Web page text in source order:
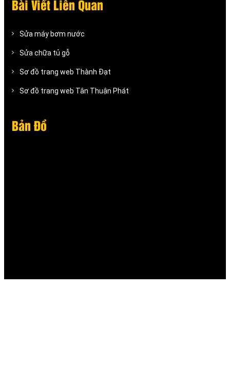
Bài Viết Liên Quan
Sửa máy bơm nước
Sửa chữa tủ gỗ
Sơ đồ trang web Thành Đạt
Sơ đồ trang web Tân Thuận Phát
Bản Đồ